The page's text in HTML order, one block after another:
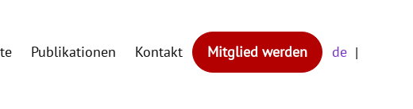
Publikationen Kontakt Mitglied werden
de